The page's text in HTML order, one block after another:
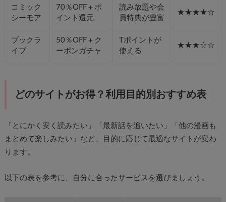
コミック
シーモア
70％OFF＋ポ
イント還元
読み放題や会
員特典が豊富
★★★★☆
ブックラ
イブ
50％OFF＋ク
ーポンガチャ
Tポイントが
使える
★★★☆☆
どのサイトがお得？利用目的別おすすめ表
「とにかく安く読みたい」「最新話を追いたい」「他の漫画も
まとめて楽しみたい」など、目的に応じて最適なサイトが変わ
ります。
以下の表を参考に、自分に合ったサービスを選びましょう。